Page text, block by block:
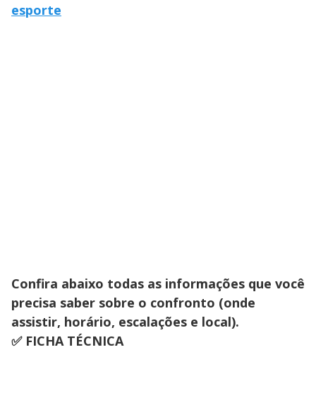
esporte
Confira abaixo todas as informações que você
precisa saber sobre o confronto (onde
assistir, horário, escalações e local).
✅ FICHA TÉCNICA